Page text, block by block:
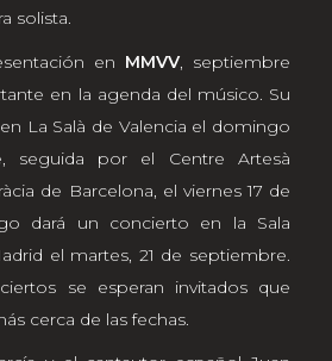
solista.
en MMVV, septiembre
en la agenda del músico. Su
La Salà de Valencia el domingo
seguida por el Centre Artesà
de Barcelona, el viernes 17 de
dará un concierto en la Sala
el martes, 21 de septiembre.
se esperan invitados que
cerca de las fechas.